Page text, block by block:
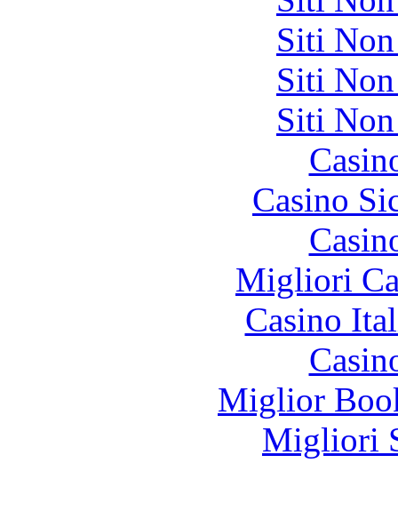
Siti
Siti
Siti
Casino
Migliori
Casino
Miglior
Migliori